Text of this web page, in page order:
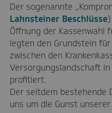
Der sogenannte
Lahnsteiner Beschlüsse
Öffnung der Kassenwahl
legten den Grundstein
zwischen den
Versorgungslandschaft
profitiert.
Der seitdem bestehende
uns um die Gunst